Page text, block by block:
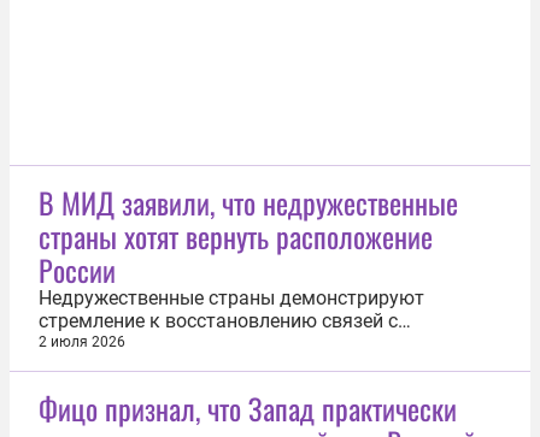
В МИД заявили, что недружественные
страны хотят вернуть расположение
России
Недружественные страны демонстрируют
стремление к восстановлению связей с
Приморским краем. Об этом сказал и. о.
представителя МИД во Владивостоке Евгений
Волосастов. «Последний год мы видим
однозначное стремление ряда недружественных
2 июля 2026
Фицо признал, что Запад практически